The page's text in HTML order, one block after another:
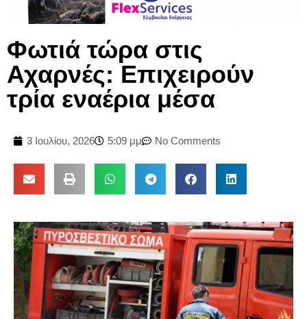
Φωτιά τώρα στις
Αχαρνές: Επιχειρούν
τρία εναέρια μέσα
3 Ιουλίου, 2026 5:09 μμ No Comments